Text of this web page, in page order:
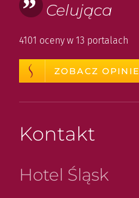
Celująca
4101 oceny w 13 portalach
ZOBACZ OPINIE
Kontakt
Hotel Śląsk